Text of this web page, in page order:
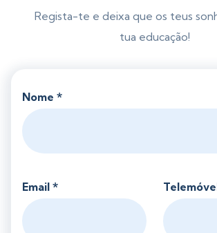
Regista-te e deixa que os teus
tua educação!
Nome *
Email *